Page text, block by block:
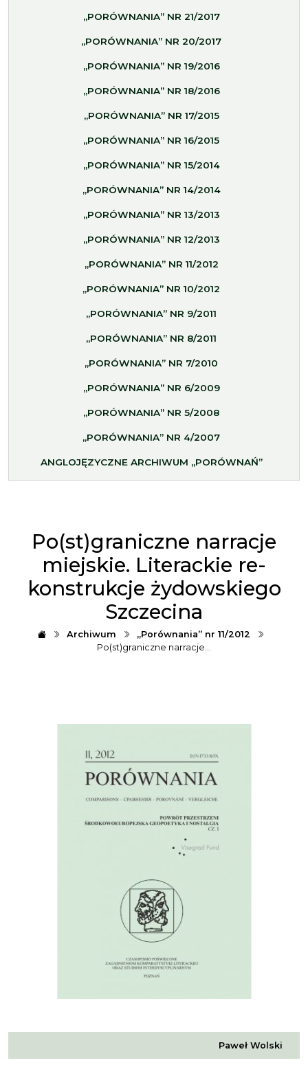
„PORÓWNANIA” NR 21/2017
„PORÓWNANIA” NR 20/2017
„PORÓWNANIA” NR 19/2016
„PORÓWNANIA” NR 18/2016
„PORÓWNANIA” NR 17/2015
„PORÓWNANIA” NR 16/2015
„PORÓWNANIA” NR 15/2014
„PORÓWNANIA” NR 14/2014
„PORÓWNANIA” NR 13/2013
„PORÓWNANIA” NR 12/2013
„PORÓWNANIA” NR 11/2012
„PORÓWNANIA” NR 10/2012
„PORÓWNANIA” NR 9/2011
„PORÓWNANIA” NR 8/2011
„PORÓWNANIA” NR 7/2010
„PORÓWNANIA” NR 6/2009
„PORÓWNANIA” NR 5/2008
„PORÓWNANIA” NR 4/2007
ANGLOJĘZYCZNE ARCHIWUM „PORÓWNAŃ”
Po(st)graniczne narracje
miejskie. Literackie re-
konstrukcje żydowskiego
Szczecina
Archiwum
„Porównania” nr 11/2012
Po(st)graniczne narracje…
Paweł Wolski